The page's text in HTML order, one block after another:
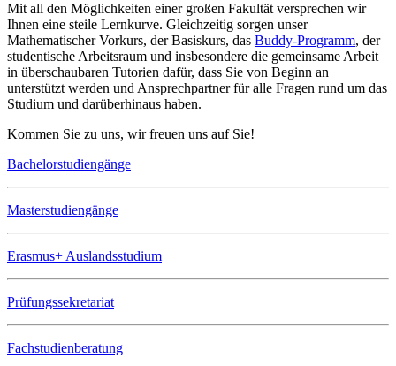
Mit all den Möglichkeiten einer großen Fakultät versprechen wir
Ihnen eine steile Lernkurve. Gleichzeitig sorgen unser
Mathematischer Vorkurs, der Basiskurs, das Buddy-Programm, der
studentische Arbeitsraum und insbesondere die gemeinsame Arbeit
in überschaubaren Tutorien dafür, dass Sie von Beginn an
unterstützt werden und Ansprechpartner für alle Fragen rund um das
Studium und darüberhinaus haben.
Kommen Sie zu uns, wir freuen uns auf Sie!
Bachelorstudiengänge
Masterstudiengänge
Erasmus+ Auslandsstudium
Prüfungssekretariat
Fachstudienberatung